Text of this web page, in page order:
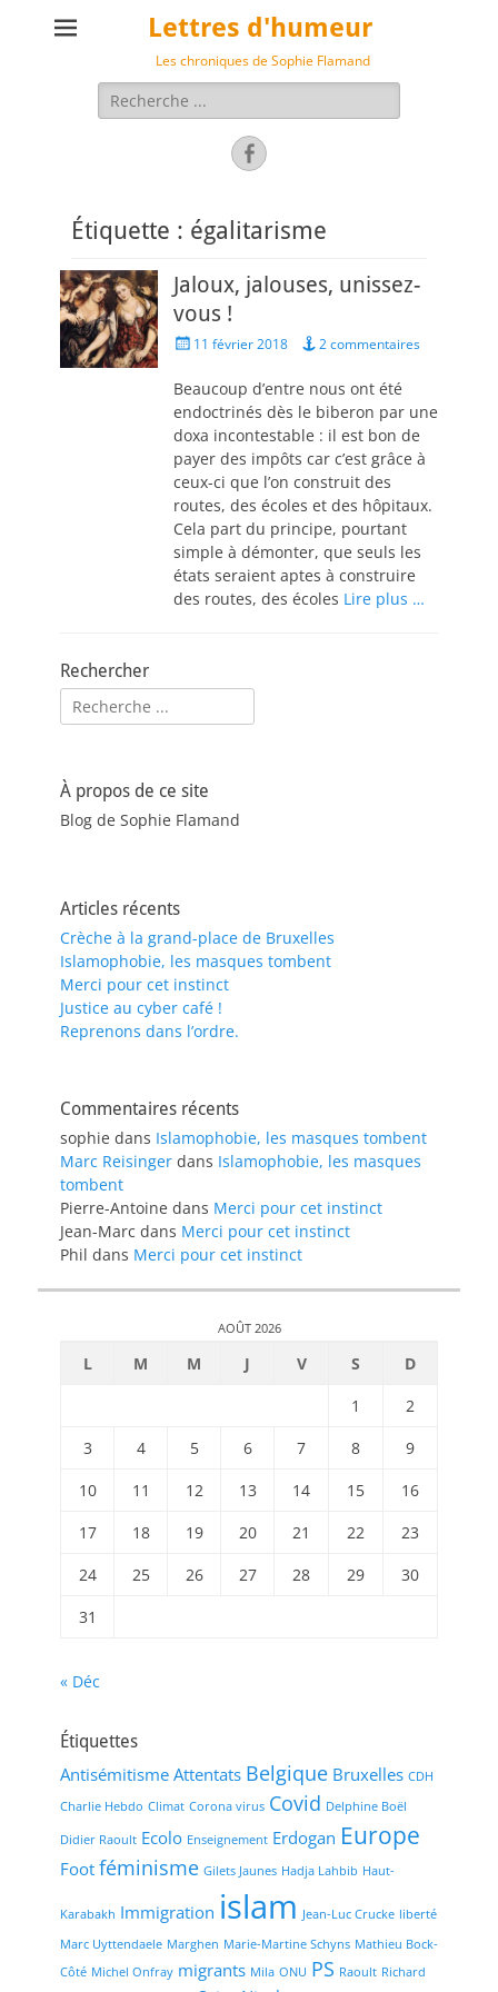
Lettres d'humeur
Les chroniques de Sophie Flamand
Rechercher :
Facebook
Étiquette : égalitarisme
Jaloux, jalouses, unissez-
vous !
Posted11 février 2018 2 commentaires
Beaucoup d’entre nous ont été
endoctrinés dès le biberon par une
doxa incontestable : il est bon de
payer des impôts car c’est grâce à
ceux-ci que l’on construit des
routes, des écoles et des hôpitaux.
Cela part du principe, pourtant
simple à démonter, que seuls les
états seraient aptes à construire
des routes, des écoles Lire plus …
Rechercher
Rechercher :
À propos de ce site
Blog de Sophie Flamand
Articles récents
Crèche à la grand-place de Bruxelles
Islamophobie, les masques tombent
Merci pour cet instinct
Justice au cyber café !
Reprenons dans l’ordre.
Commentaires récents
sophie dans Islamophobie, les masques tombent
Marc Reisinger dans Islamophobie, les masques
tombent
Pierre-Antoine dans Merci pour cet instinct
Jean-Marc dans Merci pour cet instinct
Phil dans Merci pour cet instinct
AOÛT 2026
L M M J V S
D
1
2
3
4 5 6 7 8
9
10
11 12 13 14 15
16
17
18 19 20 21 22
23
24
25 26 27 28 29
30
31
« Déc
Étiquettes
Antisémitisme Attentats Belgique Bruxelles CDH
Charlie Hebdo Climat Corona virus Covid Delphine Boël
Didier Raoult Ecolo Enseignement Erdogan Europe
Foot féminisme Gilets Jaunes Hadja Lahbib Haut-
Karabakh Immigration islam Jean-Luc Crucke liberté
Marc Uyttendaele Marghen Marie-Martine Schyns Mathieu Bock-
Côté Michel Onfray migrants Mila ONU PS Raoult Richard